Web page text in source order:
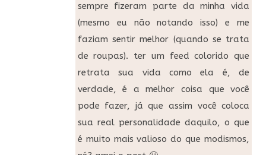
sempre fizeram parte da minha vida
(mesmo eu não notando isso) e me
faziam sentir melhor (quando se trata
de roupas). ter um feed colorido que
retrata sua vida como ela é, de
verdade, é a melhor coisa que você
pode fazer, já que assim você coloca
sua real personalidade daquilo, o que
é muito mais valioso do que modismos,